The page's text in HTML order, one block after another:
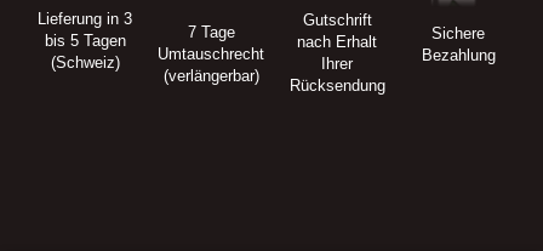
Lieferung in 3
bis 5 Tagen
(Schweiz)
7 Tage
Umtauschrecht
(verlängerbar)
Gutschrift
nach Erhalt
Ihrer
Rücksendung
Sichere
Bezahlung